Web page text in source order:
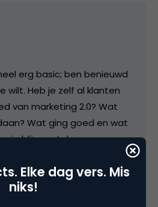
erg basic; ben benieuwd
wilt. Heb je zelf al klanten
van marketing 2.0? Wat
Wat ging goed en wat
je blijven steken op
12:17
Elke dag vers. Mis
niks!